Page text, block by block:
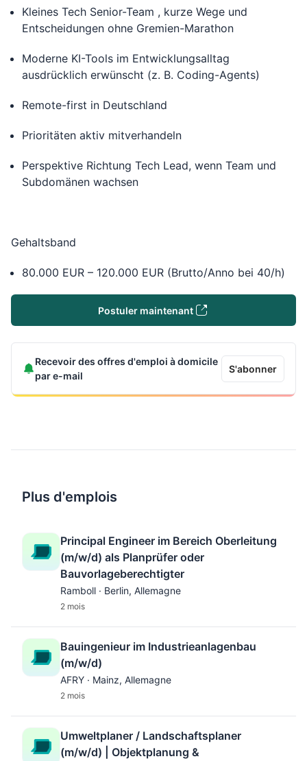
Kleines Tech Senior-Team , kurze Wege und
Entscheidungen ohne Gremien-Marathon
Moderne KI-Tools im Entwicklungsalltag
ausdrücklich erwünscht (z. B. Coding-Agents)
Remote-first in Deutschland
Prioritäten aktiv mitverhandeln
Perspektive Richtung Tech Lead, wenn Team und
Subdomänen wachsen
Gehaltsband
80.000 EUR – 120.000 EUR (Brutto/Anno bei 40/h)
Postuler maintenant
Recevoir des offres d'emploi à domicile
par e-mail
S'abonner
Plus d'emplois
Principal Engineer im Bereich Oberleitung
(m/w/d) als Planprüfer oder
Bauvorlageberechtigter
Ramboll · Berlin, Allemagne
2 mois
Bauingenieur im Industrieanlagenbau
(m/w/d)
AFRY · Mainz, Allemagne
2 mois
Umweltplaner / Landschaftsplaner
(m/w/d) | Objektplanung &